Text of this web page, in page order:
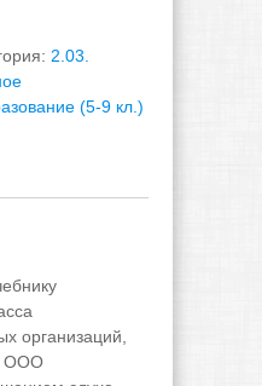
2.03.
(5-9 кл.)
организаций,
ООО